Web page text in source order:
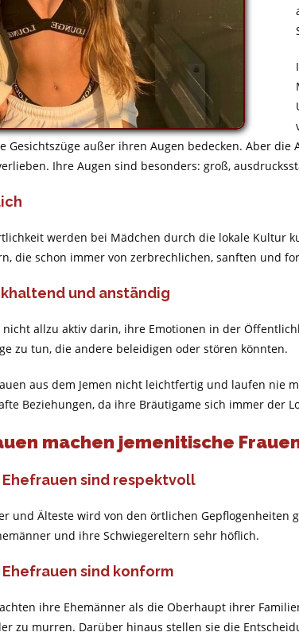
Gesichtszüge außer ihren Augen bedecken. Aber die
Ihre Augen sind besonders: groß,
werden bei Mädchen durch die lokale Kultur
die schon immer von zerbrechlichen, sanften und
und anständig
nicht allzu aktiv darin, ihre Emotionen in der
zu tun, die andere beleidigen oder stören könnten.
aus dem Jemen nicht leichtfertig und laufen nie
Beziehungen, da ihre Bräutigame sich immer der
machen jemenitische
sind respektvoll
und Älteste wird von den örtlichen Gepflogenheiten
und ihre Schwiegereltern sehr höflich.
sind konform
ihre Ehemänner als die Oberhaupt ihrer
zu murren. Darüber hinaus stellen sie die